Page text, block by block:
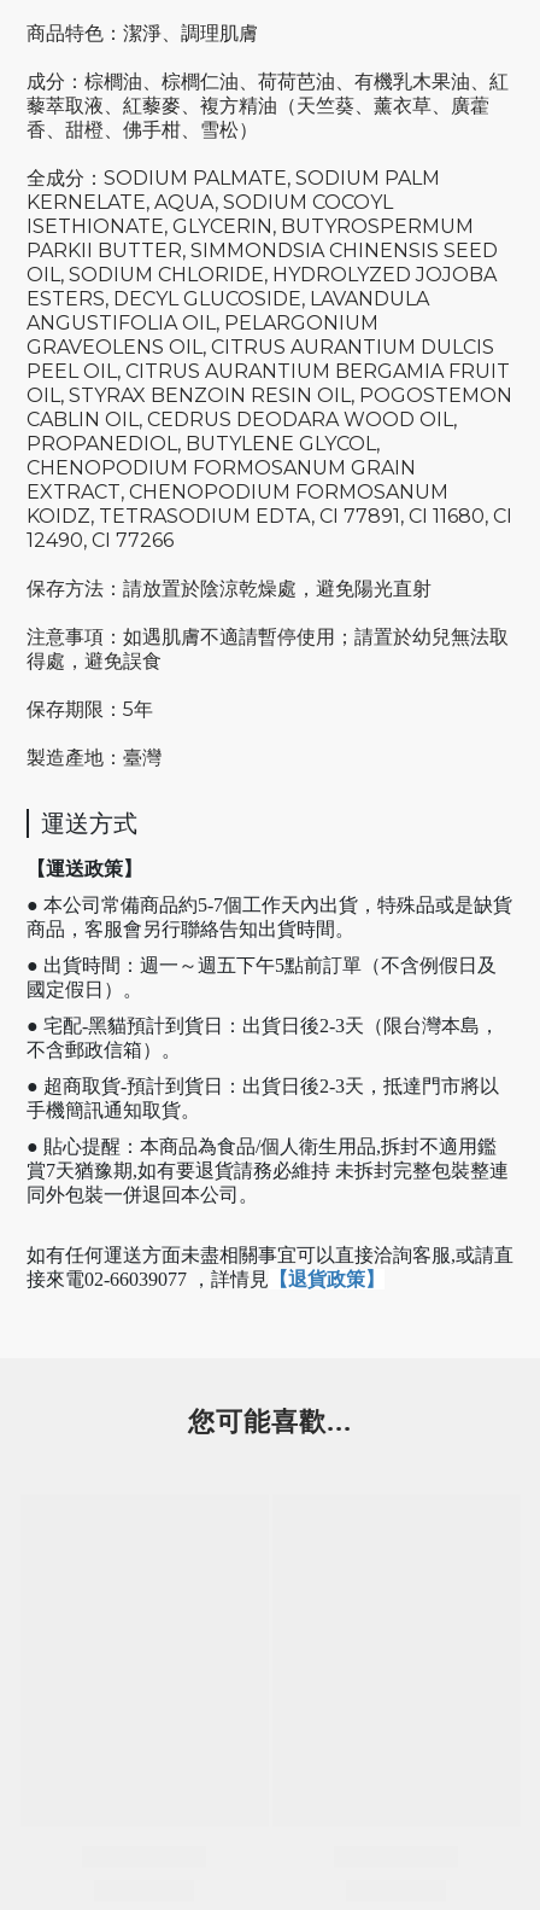
商品特色：潔淨、調理肌膚
成分：棕櫚油、棕櫚仁油、荷荷芭油、有機乳木果油、紅
藜萃取液、紅藜麥、複方精油（天竺葵、薰衣草、廣藿
香、甜橙、佛手柑、雪松）
全成分：SODIUM PALMATE, SODIUM PALM
KERNELATE, AQUA, SODIUM COCOYL
ISETHIONATE, GLYCERIN, BUTYROSPERMUM
PARKII BUTTER, SIMMONDSIA CHINENSIS SEED
OIL, SODIUM CHLORIDE, HYDROLYZED JOJOBA
ESTERS, DECYL GLUCOSIDE, LAVANDULA
ANGUSTIFOLIA OIL, PELARGONIUM
GRAVEOLENS OIL, CITRUS AURANTIUM DULCIS
PEEL OIL, CITRUS AURANTIUM BERGAMIA FRUIT
OIL, STYRAX BENZOIN RESIN OIL, POGOSTEMON
CABLIN OIL, CEDRUS DEODARA WOOD OIL,
PROPANEDIOL, BUTYLENE GLYCOL,
CHENOPODIUM FORMOSANUM GRAIN
EXTRACT, CHENOPODIUM FORMOSANUM
KOIDZ, TETRASODIUM EDTA, CI 77891, CI 11680, CI
12490, CI 77266
保存方法：請放置於陰涼乾燥處，避免陽光直射
注意事項：如遇肌膚不適請暫停使用；請置於幼兒無法取
得處，避免誤食
保存期限：5年
製造產地：臺灣
運送方式
【運送政策】
● 本公司常備商品約5-7個工作天內出貨，特殊品或是缺貨
商品，客服會另行聯絡告知出貨時間。
● 出貨時間：週一～週五下午5點前訂單（不含例假日及
國定假日）。
● 宅配-黑貓預計到貨日：出貨日後2-3天（限台灣本島，
不含郵政信箱）。
● 超商取貨-預計到貨日：出貨日後2-3天，抵達門市將以
手機簡訊通知取貨。
● 貼心提醒：本商品為食品/個人衛生用品,拆封不適用鑑
賞7天猶豫期,如有要退貨請務必維持 未拆封完整包裝整連
同外包裝一併退回本公司。
如有任何運送方面未盡相關事宜可以直接洽詢客服,或請直
接來電02-66039077 ， 詳情見 【退貨政策】
您可能喜歡...